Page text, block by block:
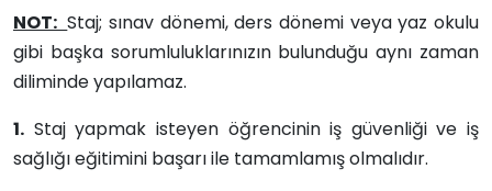
NOT:Staj; sınav dönemi, ders dönemi veya yaz okulu
gibi başka sorumluluklarınızın bulunduğu aynı zaman
diliminde yapılamaz.
1. Staj yapmak isteyen öğrencinin iş güvenliği ve iş
sağlığı eğitimini başarı ile tamamlamış olmalıdır.